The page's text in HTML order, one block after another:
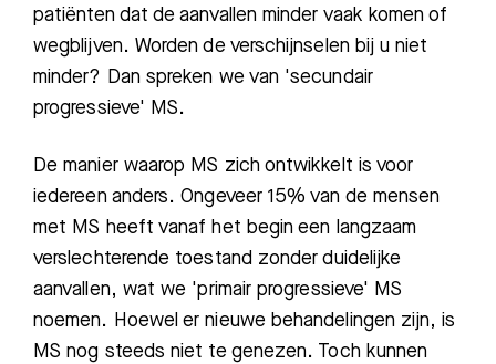
patiënten dat de aanvallen minder vaak komen of
wegblijven. Worden de verschijnselen bij u niet
minder? Dan spreken we van 'secundair
progressieve' MS.
De manier waarop MS zich ontwikkelt is voor
iedereen anders. Ongeveer 15% van de mensen
met MS heeft vanaf het begin een langzaam
verslechterende toestand zonder duidelijke
aanvallen, wat we 'primair progressieve' MS
noemen. Hoewel er nieuwe behandelingen zijn, is
MS nog steeds niet te genezen. Toch kunnen